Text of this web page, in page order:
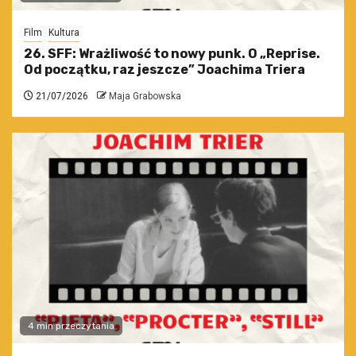
Film Kultura
26. SFF: Wrażliwość to nowy punk. O „Reprise.
Od początku, raz jeszcze” Joachima Triera
21/07/2026 Maja Grabowska
4 min przeczytania